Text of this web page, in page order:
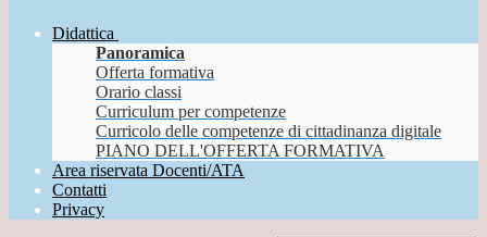
Didattica
Panoramica
Offerta formativa
Orario classi
Curriculum per competenze
Curricolo delle competenze di cittadinanza digitale
PIANO DELL'OFFERTA FORMATIVA
Area riservata Docenti/ATA
Contatti
Privacy